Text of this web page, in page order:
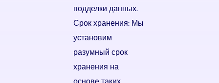
подделки данных.
Срок хранения: Мы
установим
разумный срок
хранения на